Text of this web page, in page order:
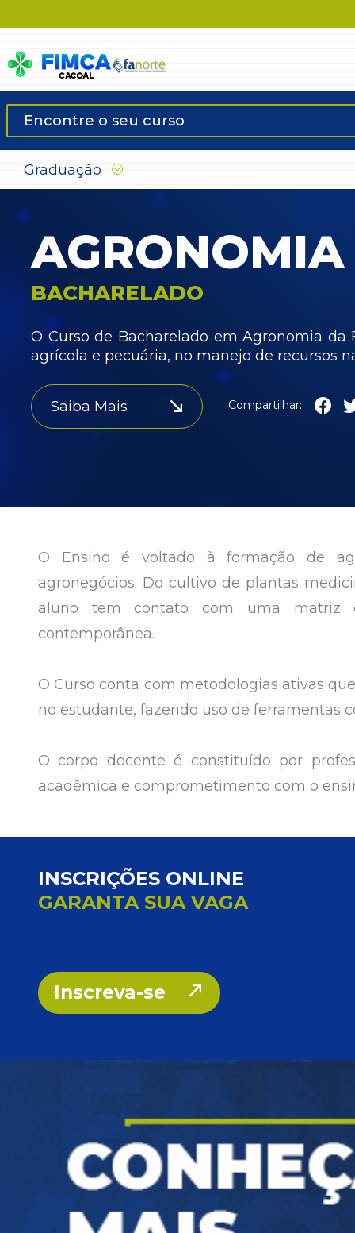
Graduação
AGRONOMIA
BACHARELADO
O Curso de Bacharelado em Agronomia
agrícola e pecuária, no manejo de recursos
Saiba Mais Compartilhar:
O Ensino é voltado à formação de
agronegócios. Do cultivo de plantas
aluno tem contato com uma matriz
contemporânea.
O Curso conta com metodologias ativas
no estudante, fazendo uso de ferramentas
O corpo docente é constituído por
acadêmica e comprometimento com o
INSCRIÇÕES ONLINE
GARANTA SUA VAGA
Inscreva-se